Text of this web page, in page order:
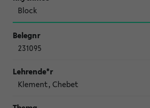
Block
231095
Klement, Chebet